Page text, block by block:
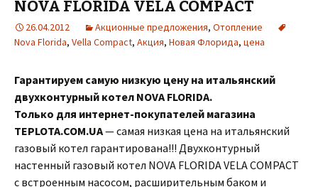
NOVA FLORIDA VELA COMPACT
26.04.2012 Акционные предложения, Отопление
Nova Florida, Vella Compact, Акция, Новая Флорида, цена
Гарантируем самую низкую цену на итальянский
двухконтурный котел NOVA FLORIDA.
Только для интернет-покупателей магазина
TEPLOTA.COM.UA— cамая низкая цена на итальянский
газовый котел гарантирована!!! Двухконтурный
настенный газовый котел NOVA FLORIDA VELA COMPACT
с встроенным насосом, расширительным баком и